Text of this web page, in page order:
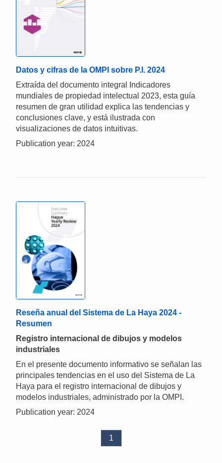
Datos y cifras de la OMPI sobre P.I. 2024
Extraída del documento integral Indicadores
mundiales de propiedad intelectual 2023, esta guía
resumen de gran utilidad explica las tendencias y
conclusiones clave, y está ilustrada con
visualizaciones de datos intuitivas.
Publication year: 2024
Reseña anual del Sistema de La Haya 2024 -
Resumen
Registro internacional de dibujos y modelos
industriales
En el presente documento informativo se señalan las
principales tendencias en el uso del Sistema de La
Haya para el registro internacional de dibujos y
modelos industriales, administrado por la OMPI.
Publication year: 2024
1